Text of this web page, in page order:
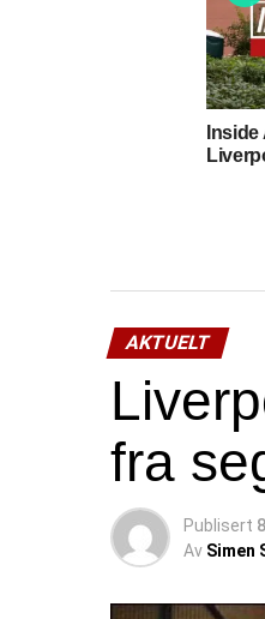
AKTUELT
fra
Publisert
Av Simen